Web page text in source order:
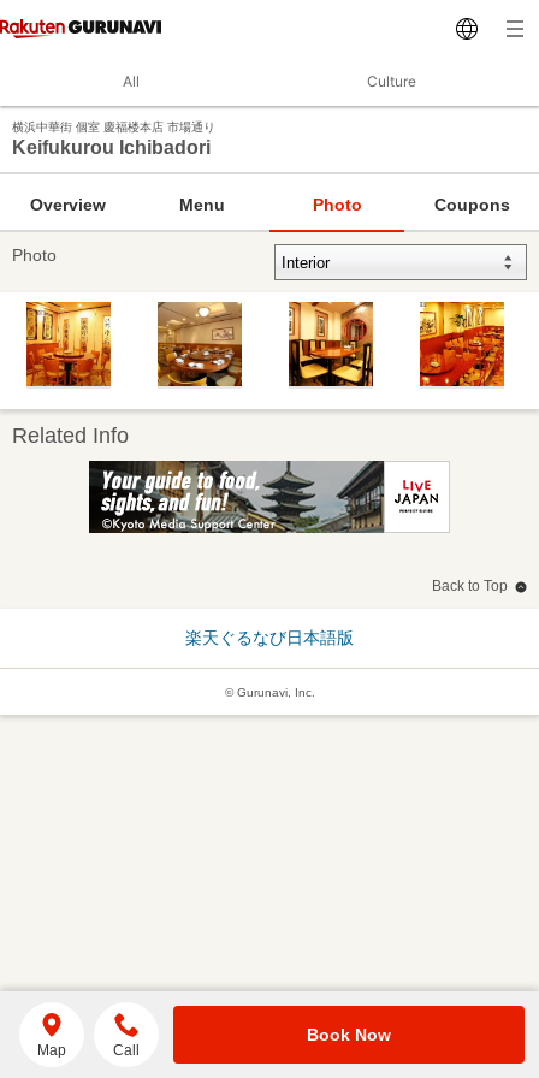
All Culture
横浜中華街 個室 慶福楼本店 市場通り
Keifukurou Ichibadori
Overview Menu Photo Coupons
Photo
Related Info
Back to Top
楽天ぐるなび日本語版
© Gurunavi, Inc.
Map Call
Book Now